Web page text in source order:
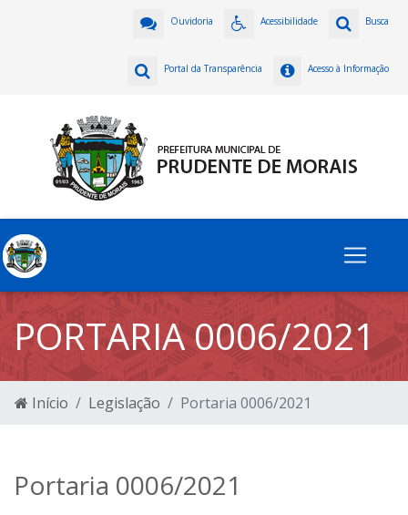
Busca
Acessibilidade
Ouvidoria
Acesso à Informação
Portal da Transparência
PORTARIA 0006/2021
Início Legislação Portaria 0006/2021
Portaria 0006/2021